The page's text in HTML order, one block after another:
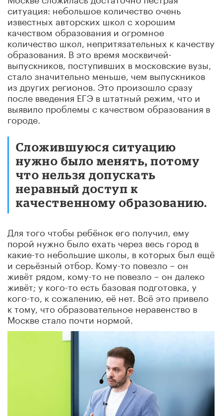
ситуация: небольшое количество очень
известных авторских школ с хорошим
качеством образования и огромное
количество школ, непритязательных к качеству
образования. В это время москвичей-
выпускников, поступивших в московские вузы,
стало значительно меньше, чем выпускников
из других регионов. Это произошло сразу
после введения ЕГЭ в штатный режим, что и
выявило проблемы с качеством образования в
городе.
Сложившуюся ситуацию
нужно было менять, потому
что нельзя допускать
неравный доступ к
качественному образованию.
Для того чтобы ребёнок его получил, ему
порой нужно было ехать через весь город в
какие-то небольшие школы, в которых был ещё
и серьёзный отбор. Кому-то повезло – он
живёт рядом, кому-то не повезло – он далеко
живёт; у кого-то есть базовая подготовка, у
кого-то, к сожалению, её нет. Всё это привело
к тому, что образовательное неравенство в
Москве стало почти нормой.